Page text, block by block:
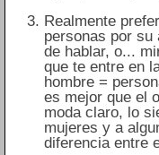
Realmente
personas por su
de hablar, o...
que te entre en
hombre =
es mejor que el
moda claro, lo
mujeres y a
diferencia entre